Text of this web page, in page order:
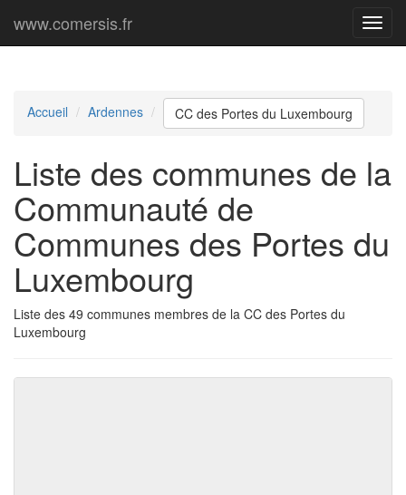
Menu
www.comersis.fr
Accueil Ardennes CC des Portes du Luxembourg
Liste des communes de la
Communauté de
Communes des Portes du
Luxembourg
Liste des 49 communes membres de la CC des Portes du
Luxembourg